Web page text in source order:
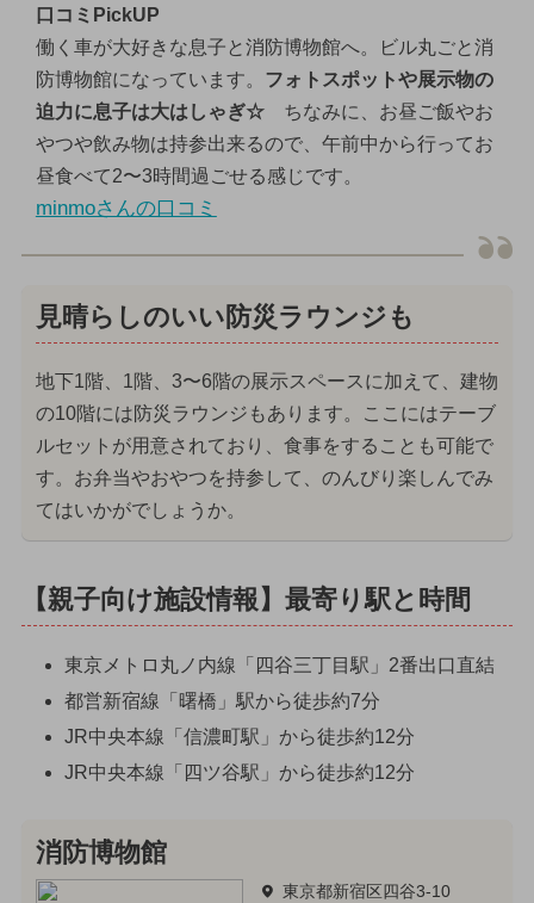
口コミPickUP
働く車が大好きな息子と消防博物館へ。ビル丸ごと消
防博物館になっています。 フォトスポットや展示物の
迫力に息子は大はしゃぎ☆ちなみに、お昼ご飯やお
やつや飲み物は持参出来るので、午前中から行ってお
昼食べて2〜3時間過ごせる感じです。
minmoさんの口コミ
見晴らしのいい防災ラウンジも
地下1階、1階、3〜6階の展示スペースに加えて、建物
の10階には防災ラウンジもあります。ここにはテーブ
ルセットが用意されており、食事をすることも可能で
す。お弁当やおやつを持参して、のんびり楽しんでみ
てはいかがでしょうか。
【親子向け施設情報】最寄り駅と時間
東京メトロ丸ノ内線「四谷三丁目駅」2番出口直結
都営新宿線「曙橋」駅から徒歩約7分
JR中央本線「信濃町駅」から徒歩約12分
JR中央本線「四ツ谷駅」から徒歩約12分
消防博物館
東京都新宿区四谷3-10